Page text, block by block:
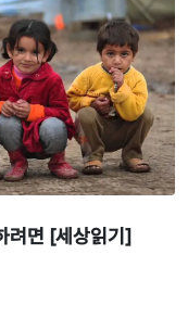
려면 [세상읽기]